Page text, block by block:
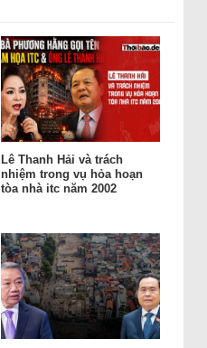
Lê Thanh Hải và trách
nhiệm trong vụ hỏa hoạn
tòa nhà itc năm 2002